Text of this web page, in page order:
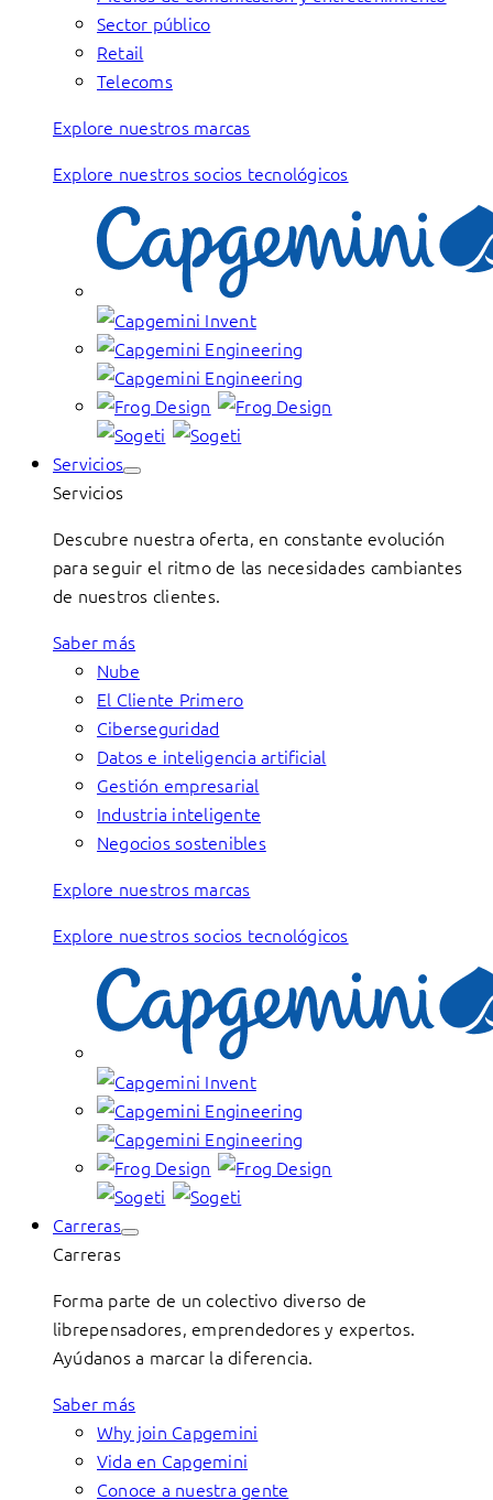
Sector público
Retail
Telecoms
Explore nuestros marcas
Explore nuestros socios tecnológicos
Servicios
Servicios
Descubre nuestra oferta, en constante evolución
para seguir el ritmo de las necesidades cambiantes
de nuestros clientes.
Saber más
Nube
El Cliente Primero
Ciberseguridad
Datos e inteligencia artificial
Gestión empresarial
Industria inteligente
Negocios sostenibles
Explore nuestros marcas
Explore nuestros socios tecnológicos
Carreras
Carreras
Forma parte de un colectivo diverso de
librepensadores, emprendedores y expertos.
Ayúdanos a marcar la diferencia.
Saber más
Why join Capgemini
Vida en Capgemini
Conoce a nuestra gente